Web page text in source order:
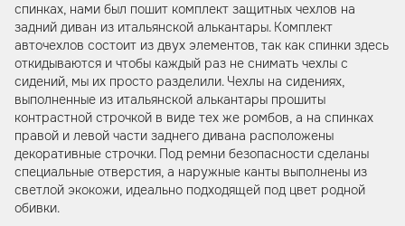
спинках, нами был пошит комплект защитных чехлов на
задний диван из итальянской алькантары. Комплект
авточехлов состоит из двух элементов, так как спинки здесь
откидываются и чтобы каждый раз не снимать чехлы с
сидений, мы их просто разделили. Чехлы на сидениях,
выполненные из итальянской алькантары прошиты
контрастной строчкой в виде тех же ромбов, а на спинках
правой и левой части заднего дивана расположены
декоративные строчки. Под ремни безопасности сделаны
специальные отверстия, а наружные канты выполнены из
светлой экокожи, идеально подходящей под цвет родной
обивки.